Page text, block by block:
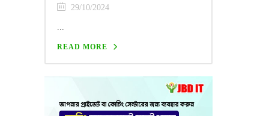
29/10/2024
...
READ MORE